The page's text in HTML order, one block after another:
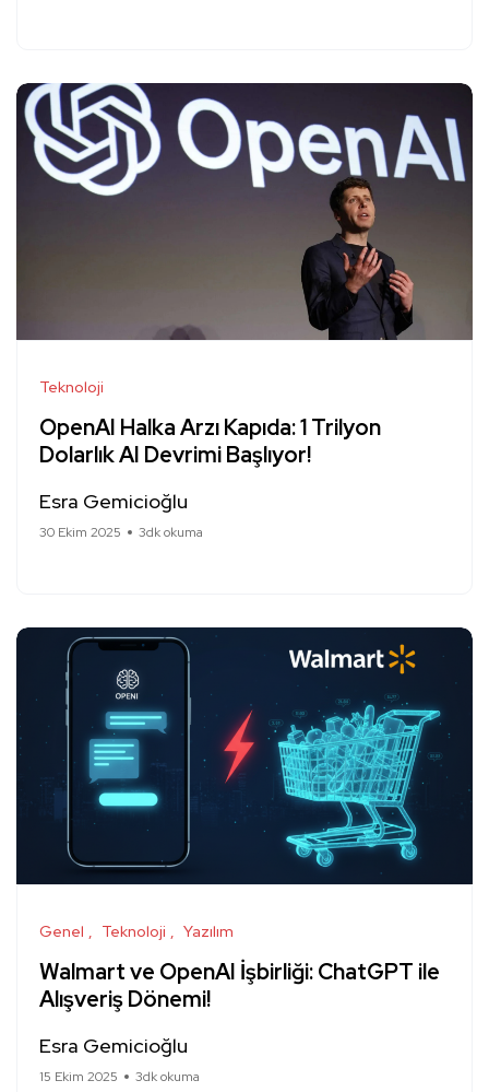
Teknoloji
OpenAI Halka Arzı Kapıda: 1 Trilyon
Dolarlık AI Devrimi Başlıyor!
Esra Gemicioğlu
30 Ekim 2025 3dk okuma
Genel Teknoloji Yazılım
Walmart ve OpenAI İşbirliği: ChatGPT ile
Alışveriş Dönemi!
Esra Gemicioğlu
15 Ekim 2025 3dk okuma